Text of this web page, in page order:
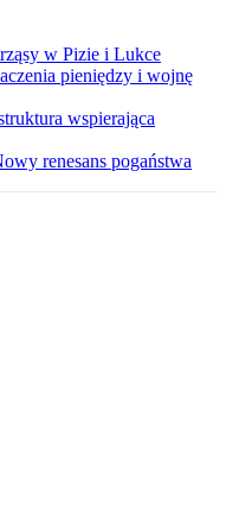
w Pizie i Lukce
pieniędzy i wojnę
wspierająca
renesans pogaństwa